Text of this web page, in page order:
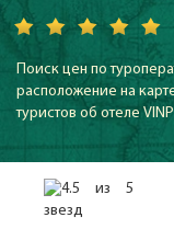
Поиск цен по
расположение на
туристов об отеле